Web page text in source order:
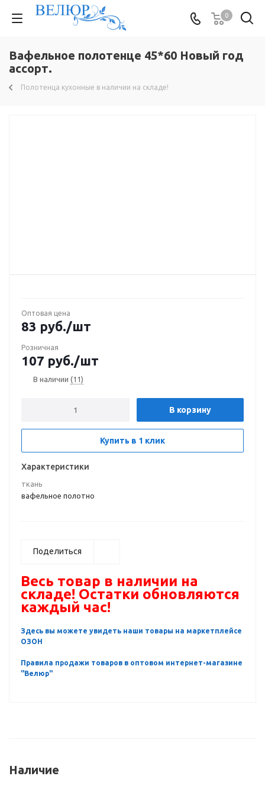
0
Вафельное полотенце 45*60 Новый год
ассорт.
Полотенца кухонные в наличии на складе!
Оптовая цена
83 руб./шт
Розничная
107 руб./шт
В наличии (11)
В корзину
Купить в 1 клик
Характеристики
ткань
вафельное полотно
Поделиться
Весь товар в наличии на
складе! Остатки обновляются
каждый час!
Здесь вы можете увидеть наши товары на маркетплейсе
ОЗОН
Правила продажи товаров в оптовом интернет-магазине
"Велюр"
Наличие